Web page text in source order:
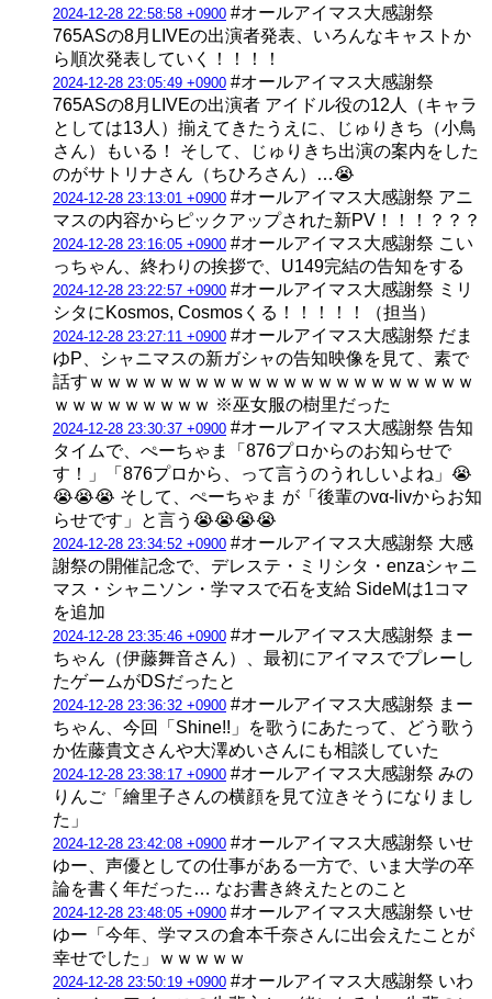
2024-12-28 22:58:58 +0900 #オールアイマス大感謝祭
765ASの8月LIVEの出演者発表、いろんなキャストか
ら順次発表していく！！！！
2024-12-28 23:05:49 +0900 #オールアイマス大感謝祭
765ASの8月LIVEの出演者 アイドル役の12人（キャラ
としては13人）揃えてきたうえに、じゅりきち（小鳥
さん）もいる！ そして、じゅりきち出演の案内をした
のがサトリナさん（ちひろさん）…😭
2024-12-28 23:13:01 +0900 #オールアイマス大感謝祭 アニ
マスの内容からピックアップされた新PV！！！？？？
2024-12-28 23:16:05 +0900 #オールアイマス大感謝祭 こい
っちゃん、終わりの挨拶で、U149完結の告知をする
2024-12-28 23:22:57 +0900 #オールアイマス大感謝祭 ミリ
シタにKosmos, Cosmosくる！！！！！（担当）
2024-12-28 23:27:11 +0900 #オールアイマス大感謝祭 だま
ゆP、シャニマスの新ガシャの告知映像を見て、素で
話すｗｗｗｗｗｗｗｗｗｗｗｗｗｗｗｗｗｗｗｗｗｗ
ｗｗｗｗｗｗｗｗｗ ※巫女服の樹里だった
2024-12-28 23:30:37 +0900 #オールアイマス大感謝祭 告知
タイムで、ぺーちゃま「876プロからのお知らせで
す！」「876プロから、って言うのうれしいよね」😭
😭😭😭 そして、ぺーちゃま が「後輩のvα-livからお知
らせです」と言う😭😭😭😭
2024-12-28 23:34:52 +0900 #オールアイマス大感謝祭 大感
謝祭の開催記念で、デレステ・ミリシタ・enzaシャニ
マス・シャニソン・学マスで石を支給 SideMは1コマ
を追加
2024-12-28 23:35:46 +0900 #オールアイマス大感謝祭 まー
ちゃん（伊藤舞音さん）、最初にアイマスでプレーし
たゲームがDSだったと
2024-12-28 23:36:32 +0900 #オールアイマス大感謝祭 まー
ちゃん、今回「Shine!!」を歌うにあたって、どう歌う
か佐藤貴文さんや大澤めいさんにも相談していた
2024-12-28 23:38:17 +0900 #オールアイマス大感謝祭 みの
りんご「繪里子さんの横顔を見て泣きそうになりまし
た」
2024-12-28 23:42:08 +0900 #オールアイマス大感謝祭 いせ
ゆー、声優としての仕事がある一方で、いま大学の卒
論を書く年だった… なお書き終えたとのこと
2024-12-28 23:48:05 +0900 #オールアイマス大感謝祭 いせ
ゆー「今年、学マスの倉本千奈さんに出会えたことが
幸せでした」ｗｗｗｗｗ
2024-12-28 23:50:19 +0900 #オールアイマス大感謝祭 いわ